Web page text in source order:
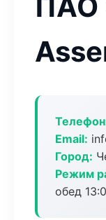
Email:
Город:
Режим
обед